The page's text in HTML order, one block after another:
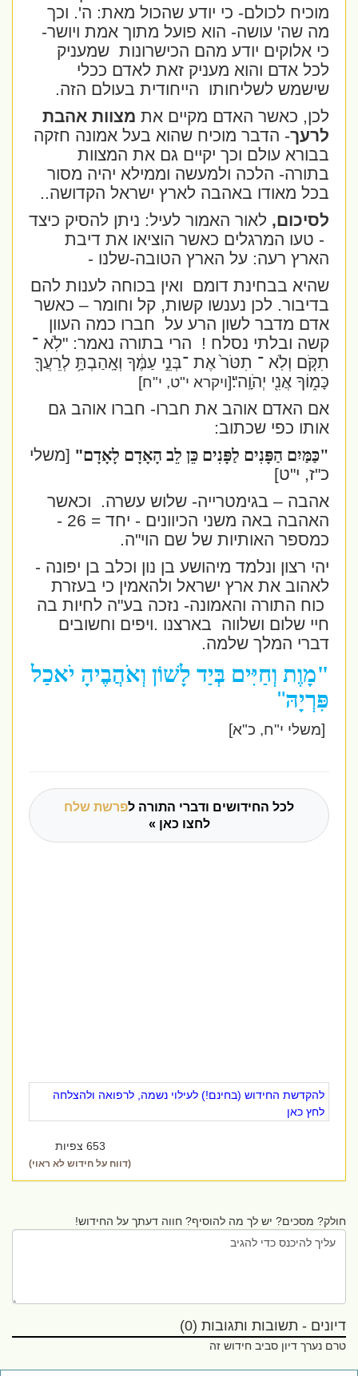
מוכיח לכולם- כי יודע שהכול מאת: ה'. וכך
מה שה' עושה- הוא פועל מתוך אמת ויושר-
כי אלוקים יודע מהם הכישרונות שמעניק
לכל אדם והוא מעניק זאת לאדם ככלי
שישמש לשליחותו הייחודית בעולם הזה.
לכן, כאשר האדם מקיים אתמצוות אהבת
לרעך- הדבר מוכיח שהוא בעל אמונה חזקה
בבורא עולם וכך יקיים גם את המצוות
בתורה- הלכה ולמעשה וממילא יהיה מסור
בכל מאודו באהבה לארץ ישראל הקדושה..
לסיכום,לאור האמור לעיל: ניתן להסיק כיצד
- טעו המרגלים כאשר הוציאו את דיבת
הארץ רעה: על הארץ הטובה-שלנו -
שהיא בבחינת דומם ואין בכוחה לענות להם
בדיבור. לכן נענשו קשות, קל וחומר – כאשר
אדם מדבר לשון הרע על חברו כמה העוון
קשה ובלתי נסלח ! הרי בתורה נאמר:"לֹֽא ־
תִקֹּ֤ם וְלֹֽא ־ תִטֹּר֙ אֶת ־בְּנֵ֣י עַמֶּ֔ךָ וְאָֽהַבְתָּ֥ לְרֵעֲךָ֖
כָּמ֑וֹךָ אֲנִ֖י יְהֹוָֽה"׃[ויקרא י"ט, י"ח]
אם האדם אוהב את חברו- חברו אוהב גם
אותו כפי שכתוב:
"כַּמַּיִם הַפָּנִים לַפָּנִים כֵּן לֵב הָאָדָם לָאָדָם"[משלי
כ"ז, י"ט]
אהבה – בגימטרייה- שלוש עשרה. וכאשר
האהבה באה משני הכיוונים - יחד = 26 -
כמספר האותיות של שם הוי"ה.
יהי רצון ונלמד מיהושע בן נון וכלב בן יפונה -
לאהוב את ארץ ישראל ולהאמין כי בעזרת
כוח התורה והאמונה- נזכה בע"ה לחיות בה
חיי שלום ושלווה בארצנו .ויפים וחשובים
דברי המלך שלמה.
"מָוֶת וְחַיִּים בְּיַד לָשׁוֹן וְאֹהֲבֶיהָ יֹאכַל
פִּרְיָהּ"
משלי י"ח, כ"א]
לכל החידושים ודברי התורה לפרשת שלח
לחצו כאן »
להקדשת החידוש (בחינם!) לעילוי נשמה, לרפואה ולהצלחה
לחץ כאן
653 צפיות
(דווח על חידוש לא ראוי)
חולק? מסכים? יש לך מה להוסיף? חווה דעתך על החידוש!
דיונים - תשובות ותגובות (0)
טרם נערך דיון סביב חידוש זה